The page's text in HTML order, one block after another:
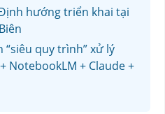
hướng triển khai tại
“siêu quy trình” xử lý
NotebookLM + Claude +